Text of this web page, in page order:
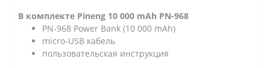
В комплекте Pineng 10 000 mAh PN-968
PN-968 Power Bank (10 000 mAh)
micro-USB кабель
пользовательская инструкция